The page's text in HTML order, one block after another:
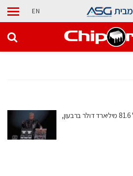
מבית EN
אנבידיה שוברת שיא: הכנסות של 81.6 מיליארד דולר ברבעון,